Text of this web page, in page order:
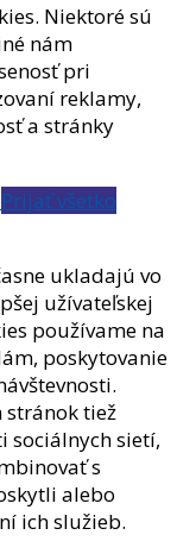
Niektoré sú
nám
pri
reklamy,
a stránky
Prijať všetko
ukladajú vo
užívateľskej
používame na
poskytovanie
stránok tiež
sociálnych sietí,
s
alebo
ich služieb.